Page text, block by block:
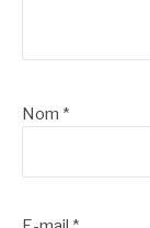
Nom *